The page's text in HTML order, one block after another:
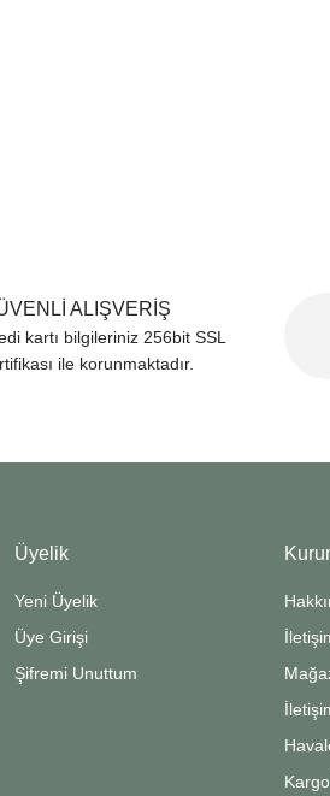
ALIŞVERİŞ
kartı bilgileriniz 256bit SSL
ile korunmaktadır.
Üyelik
Yeni Üyelik
Üye Girişi
Şifremi Unuttum